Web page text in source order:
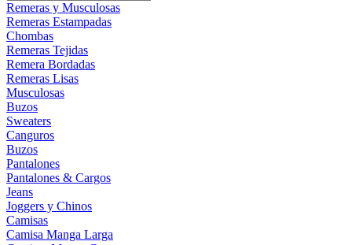
Remeras y Musculosas
Remeras Estampadas
Chombas
Remeras Tejidas
Remera Bordadas
Remeras Lisas
Musculosas
Buzos
Sweaters
Canguros
Buzos
Pantalones
Pantalones & Cargos
Jeans
Joggers y Chinos
Camisas
Camisa Manga Larga